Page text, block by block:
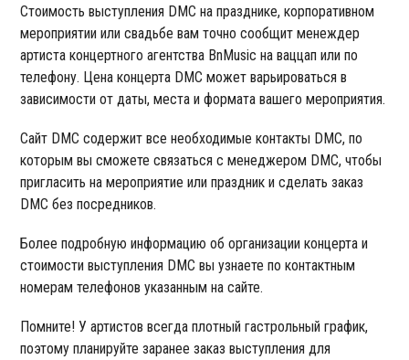
Стоимость выступления DMC на празднике, корпоративном
мероприятии или свадьбе вам точно сообщит менеждер
артиста концертного агентства BnMusic на ваццап или по
телефону. Цена концерта DMC может варьироваться в
зависимости от даты, места и формата вашего мероприятия.
Сайт DMC содержит все необходимые контакты DMC, по
которым вы сможете связаться с менеджером DMC, чтобы
пригласить на мероприятие или праздник и сделать заказ
DMC без посредников.
Более подробную информацию об организации концерта и
стоимости выступления DMC вы узнаете по контактным
номерам телефонов указанным на сайте.
Помните! У артистов всегда плотный гастрольный график,
поэтому планируйте заранее заказ выступления для